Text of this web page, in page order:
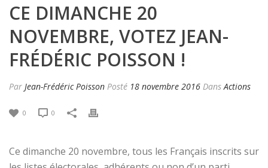
CE DIMANCHE 20
NOVEMBRE, VOTEZ JEAN-
FRÉDÉRIC POISSON !
Par Jean-Frédéric Poisson Posté 18 novembre 2016 DansActions
0 0
Ce dimanche 20 novembre, tous les Français inscrits sur